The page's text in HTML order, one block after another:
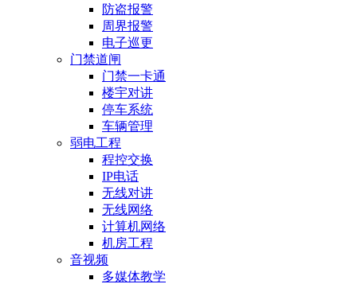
防盗报警
周界报警
电子巡更
门禁道闸
门禁一卡通
楼宇对讲
停车系统
车辆管理
弱电工程
程控交换
IP电话
无线对讲
无线网络
计算机网络
机房工程
音视频
多媒体教学